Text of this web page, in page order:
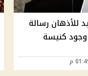
للأذهان رسالة
كنيسة